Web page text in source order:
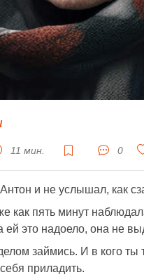
11 мин. 0
и не услышал, как
как пять минут
ей это надоело, она не
займись. И в кого ты
приладить.